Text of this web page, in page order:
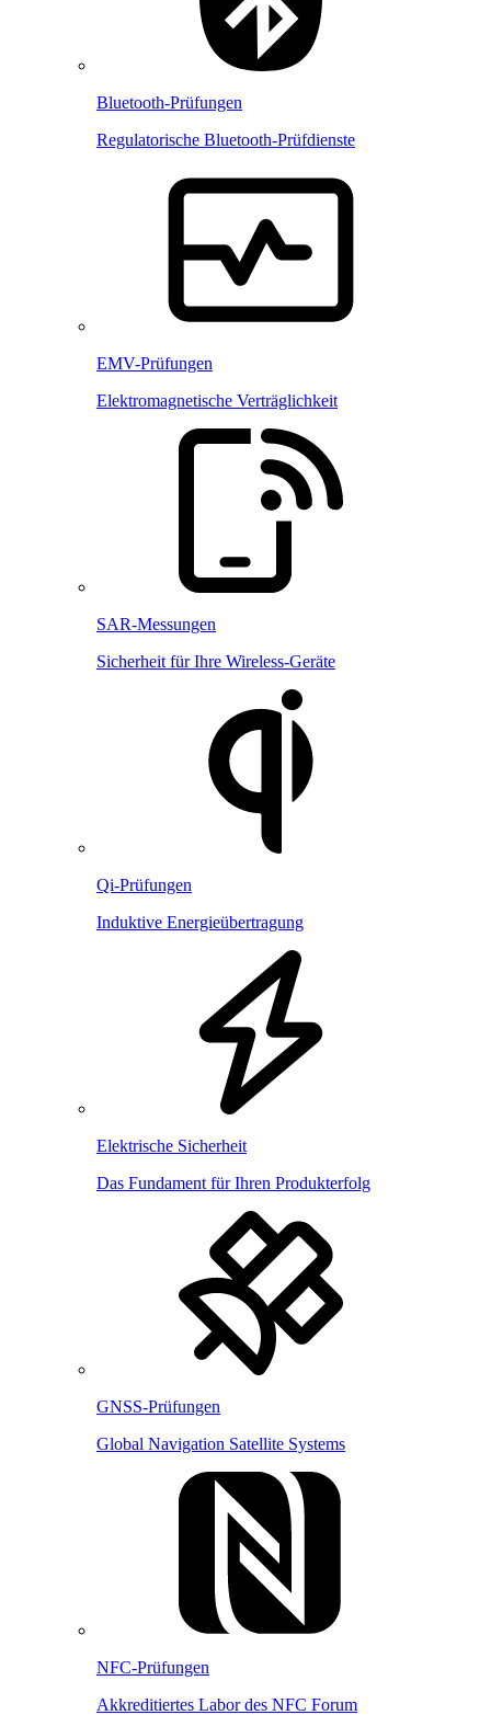
Bluetooth-Prüfungen
Regulatorische Bluetooth-Prüfdienste
EMV-Prüfungen
Elektromagnetische Verträglichkeit
SAR-Messungen
Sicherheit für Ihre Wireless-Geräte
Qi-Prüfungen
Induktive Energieübertragung
Elektrische Sicherheit
Das Fundament für Ihren Produkterfolg
GNSS-Prüfungen
Global Navigation Satellite Systems
NFC-Prüfungen
Akkreditiertes Labor des NFC Forum